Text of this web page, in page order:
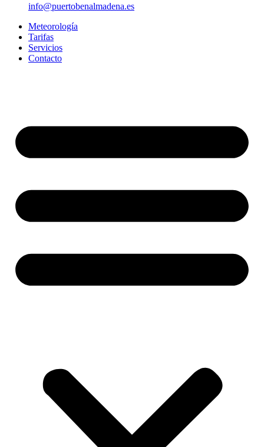
info@puertobenalmadena.es
Meteorología
Tarifas
Servicios
Contacto